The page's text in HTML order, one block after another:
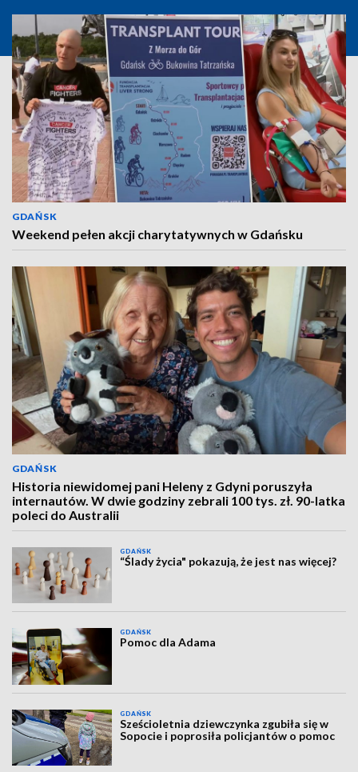
GDAŃSK
Weekend pełen akcji charytatywnych w Gdańsku
GDAŃSK
Historia niewidomej pani Heleny z Gdyni poruszyła
internautów. W dwie godziny zebrali 100 tys. zł. 90-latka
poleci do Australii
GDAŃSK
“Ślady życia" pokazują, że jest nas więcej?
GDAŃSK
Pomoc dla Adama
GDAŃSK
Sześcioletnia dziewczynka zgubiła się w
Sopocie i poprosiła policjantów o pomoc